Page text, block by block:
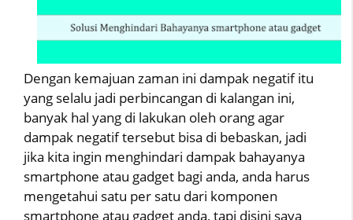
Dengan kemajuan zaman ini dampak negatif itu
yang selalu jadi perbincangan di kalangan ini,
banyak hal yang di lakukan oleh orang agar
dampak negatif tersebut bisa di bebaskan, jadi
jika kita ingin menghindari dampak bahayanya
smartphone atau gadget bagi anda, anda harus
mengetahui satu per satu dari komponen
smartphone atau gadget anda, tapi disini saya